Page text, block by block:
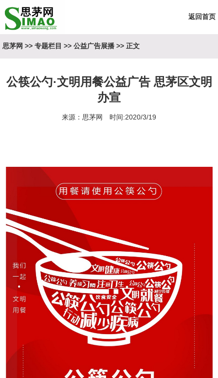
返回首页
思茅网 >> 专题栏目 >> 公益广告展播>> 正文
公筷公勺·文明用餐公益广告 思茅区文明
办宣
来源：思茅网 时间:2020/3/19